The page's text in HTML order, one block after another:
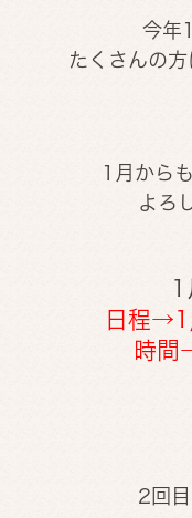
今年
たくさんの方
1月から
よろ
1
日程
時
2回